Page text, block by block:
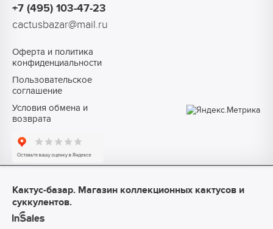
+7 (495) 103-47-23
cactusbazar@mail.ru
Оферта и политика
конфиденциальности
Пользовательское
соглашение
Условия обмена и
возврата
Кактус-базар. Магазин коллекционных кактусов и
суккулентов.